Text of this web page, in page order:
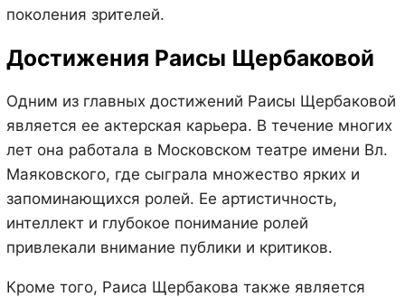
поколения зрителей.
Достижения Раисы Щербаковой
Одним из главных достижений Раисы Щербаковой
является ее актерская карьера. В течение многих
лет она работала в Московском театре имени Вл.
Маяковского, где сыграла множество ярких и
запоминающихся ролей. Ее артистичность,
интеллект и глубокое понимание ролей
привлекали внимание публики и критиков.
Кроме того, Раиса Щербакова также является